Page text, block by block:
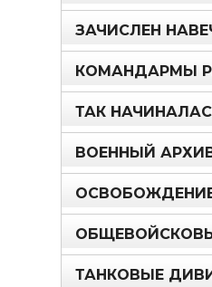
ЗАЧИСЛЕН
КОМАНДАРМЫ
ТАК
ВОЕННЫЙ
ТАНКОВЫЕ